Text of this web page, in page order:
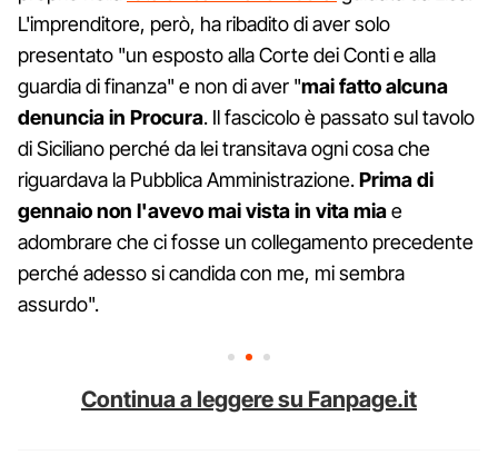
L'imprenditore, però, ha ribadito di aver solo
presentato "un esposto alla Corte dei Conti e alla
guardia di finanza" e non di aver "mai fatto alcuna
denuncia in Procura. Il fascicolo è passato sul tavolo
di Siciliano perché da lei transitava ogni cosa che
riguardava la Pubblica Amministrazione.Prima di
gennaio non l'avevo mai vista in vita miae
adombrare che ci fosse un collegamento precedente
perché adesso si candida con me, mi sembra
assurdo".
Continua a leggere su Fanpage.it